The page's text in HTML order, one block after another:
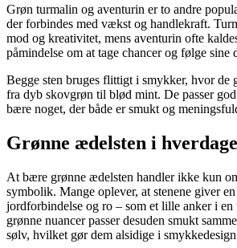
Grøn turmalin og aventurin er to andre
der forbindes med vækst og handlekraft.
mod og kreativitet, mens aventurin ofte
påmindelse om at tage chancer og følge sine
Begge sten bruges flittigt i smykker, hvor de
fra dyb skovgrøn til blød mint. De passer
bære noget, der både er smukt og
Grønne ædelsten i
At bære grønne ædelsten handler ikke kun
symbolik. Mange oplever, at stenene giver
jordforbindelse og ro – som et lille anker i
grønne nuancer passer desuden smukt
sølv, hvilket gør dem alsidige i